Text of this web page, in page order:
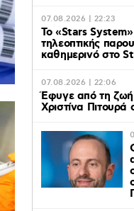
07.08.2026 | 22:23
Το «Stars System»
τηλεοπτικής
καθημερινό στο
07.08.2026 | 22:06
Έφυγε από τη
Χριστίνα Πιτουρά